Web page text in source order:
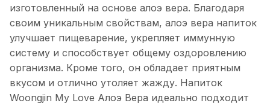
изготовленный на основе алоэ вера. Благодаря
своим уникальным свойствам, алоэ вера напиток
улучшает пищеварение, укрепляет иммунную
систему и способствует общему оздоровлению
организма. Кроме того, он обладает приятным
вкусом и отлично утоляет жажду. Напиток
Woongjin My Love Алоэ Вера идеально подходит